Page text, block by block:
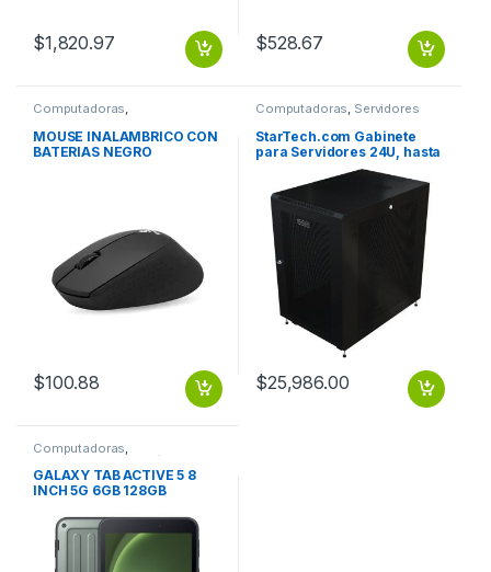
$1,820.97 $528.67
Computadoras,
MOUSE INALAMBRICO CON
BATERIAS NEGRO
$100.88
Computadoras, Servidores
StarTech.com Gabinete
para Servidores 24U, hasta
450kg, Negro .
$25,986.00
Computadoras
Computadoras Portátiles
GALAXY TAB ACTIVE 5 8
INCH 5G 6GB 128GB
ACTIVE 5 8 INCH 5G 6GB
128GB ANDROID 13